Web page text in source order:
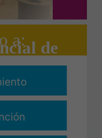
de
y
a: